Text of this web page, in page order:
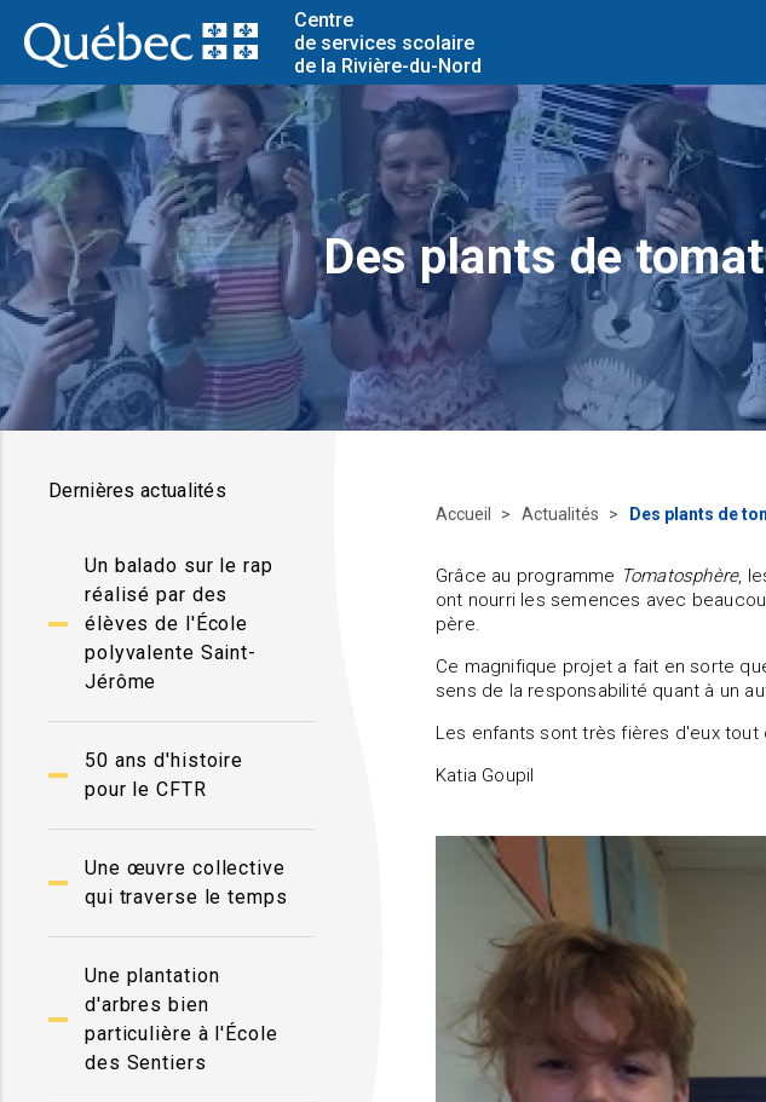
Centre
de services scolaire
de la Rivière-du-Nord
Des plants de
Dernières actualités
Un balado sur le rap
réalisé par des
élèves de l'École
polyvalente Saint-
Jérôme
50 ans d'histoire
pour le CFTR
Une œuvre collective
qui traverse le temps
Une plantation
d'arbres bien
particulière à l'École
des Sentiers
Accueil Actualités Des plants de
Grâce au programme Tomatosphère,
ont nourri les semences avec
père.
Ce magnifique projet a fait en sorte
sens de la responsabilité quant à un
Les enfants sont très fières d'eux tout
Katia Goupil